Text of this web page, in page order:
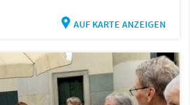
AUF KARTE ANZEIGEN